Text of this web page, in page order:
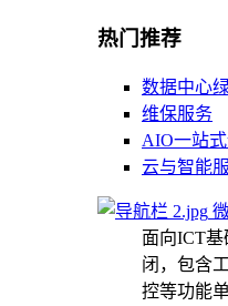
热门推荐
数据中心
维保服务
AIO一站
云与智能
面向ICT
闭，包含
控等功能